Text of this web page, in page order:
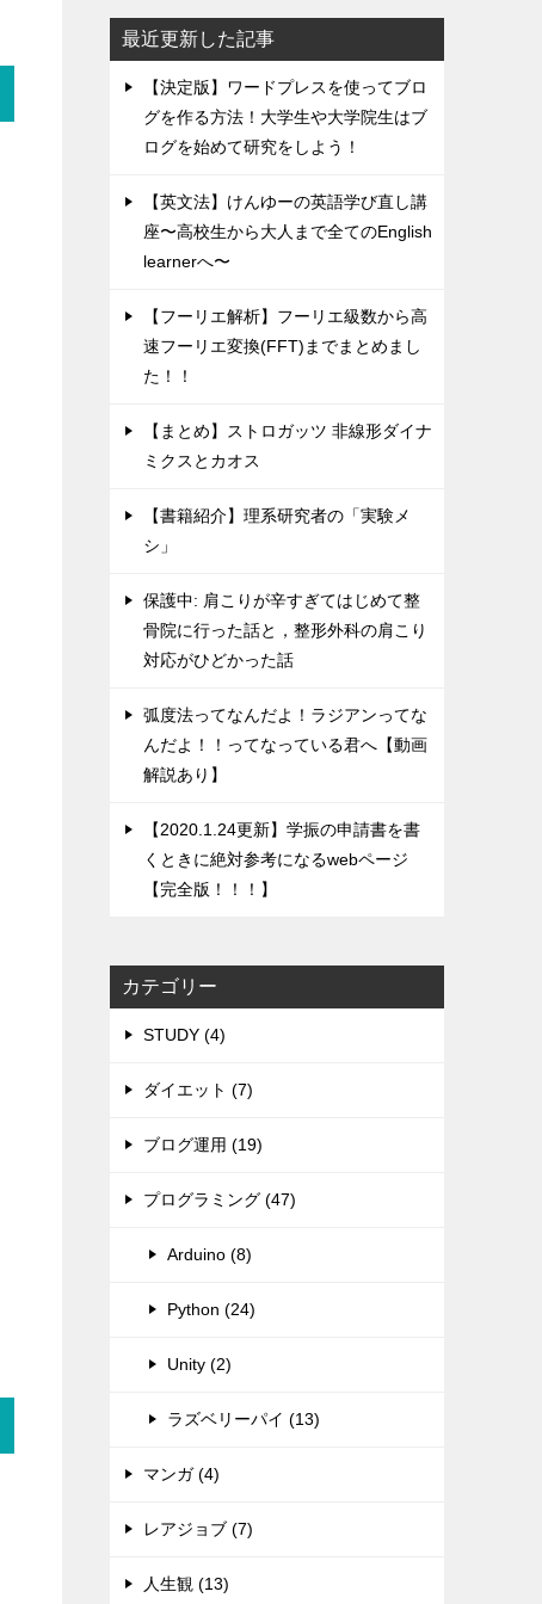
最近更新した記事
【決定版】ワードプレスを使ってブロ
グを作る方法！大学生や大学院生はブ
ログを始めて研究をしよう！
【英文法】けんゆーの英語学び直し講
座〜高校生から大人まで全てのEnglish
learnerへ〜
【フーリエ解析】フーリエ級数から高
速フーリエ変換(FFT)までまとめまし
た！！
【まとめ】ストロガッツ 非線形ダイナ
ミクスとカオス
【書籍紹介】理系研究者の「実験メ
シ」
保護中: 肩こりが辛すぎてはじめて整
骨院に行った話と，整形外科の肩こり
対応がひどかった話
弧度法ってなんだよ！ラジアンってな
んだよ！！ってなっている君へ【動画
解説あり】
【2020.1.24更新】学振の申請書を書
くときに絶対参考になるwebページ
【完全版！！！】
カテゴリー
STUDY (4)
ダイエット (7)
ブログ運用 (19)
プログラミング (47)
Arduino (8)
Python (24)
Unity (2)
ラズベリーパイ (13)
マンガ (4)
レアジョブ (7)
人生観 (13)